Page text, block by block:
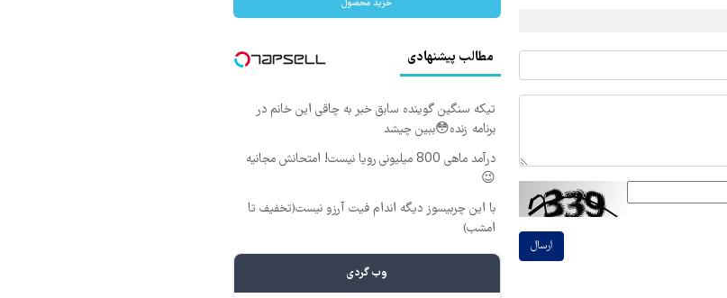
ارسال
خرید محصول
مطالب پیشنهادی
تیکه سنگین گوینده سابق خبر به چاقی این خانم در
برنامه زنده😳ببین چیشد
درآمد ماهی 800 میلیونی رویا نیست! امتحانش مجانیه
😉
با این چربیسوز دیگه اندام فیت آرزو نیست(تخفیف تا
امشب)
وب گردی